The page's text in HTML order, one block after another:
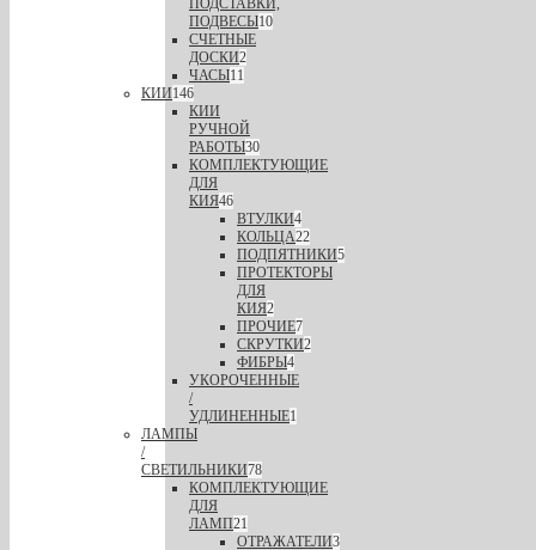
ПОДСТАВКИ,
ПОДВЕСЫ10
СЧЕТНЫЕ
ДОСКИ2
ЧАСЫ11
КИИ146
КИИ
РУЧНОЙ
РАБОТЫ30
КОМПЛЕКТУЮЩИЕ
ДЛЯ
КИЯ46
ВТУЛКИ4
КОЛЬЦА22
ПОДПЯТНИКИ5
ПРОТЕКТОРЫ
ДЛЯ
КИЯ2
ПРОЧИЕ7
СКРУТКИ2
ФИБРЫ4
УКОРОЧЕННЫЕ
/
УДЛИНЕННЫЕ1
ЛАМПЫ
/
СВЕТИЛЬНИКИ78
КОМПЛЕКТУЮЩИЕ
ДЛЯ
ЛАМП21
ОТРАЖАТЕЛИ3